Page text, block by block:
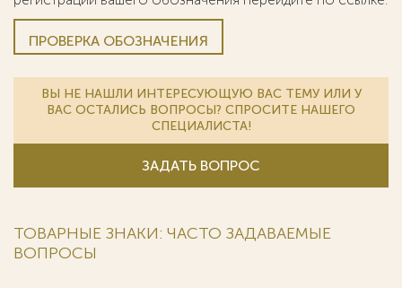
ПРОВЕРКА ОБОЗНАЧЕНИЯ
ВЫ НЕ НАШЛИ ИНТЕРЕСУЮЩУЮ ВАС ТЕМУ ИЛИ У
ВАС ОСТАЛИСЬ ВОПРОСЫ? СПРОСИТЕ НАШЕГО
СПЕЦИАЛИСТА!
ЗАДАТЬ ВОПРОС
ТОВАРНЫЕ ЗНАКИ: ЧАСТО ЗАДАВАЕМЫЕ
ВОПРОСЫ